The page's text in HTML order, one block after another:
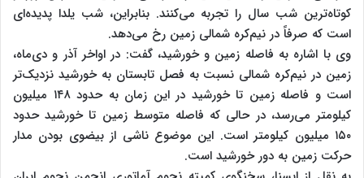
کوتاه‌ترین شب سال را تجربه می‌کنند. بنابراین، شب یلدا پدیده‌ای
است که صرفاً در نیم‌کره شمالی زمین رخ می‌دهد.
وی با اشاره به فاصله زمین و خورشید، گفت: در اواخر آذر و دی‌ماه،
زمین در نیم‌کره شمالی نسبت به فصل تابستان به خورشید نزدیک‌تر
است و فاصله زمین تا خورشید در این زمان به حدود ۱۴۸ میلیون
کیلومتر می‌رسد، در حالی که فاصله متوسط زمین تا خورشید حدود
۱۵۰ میلیون کیلومتر است. این موضوع ناشی از بیضوی بودن مدار
حرکت زمین به دور خورشید است.